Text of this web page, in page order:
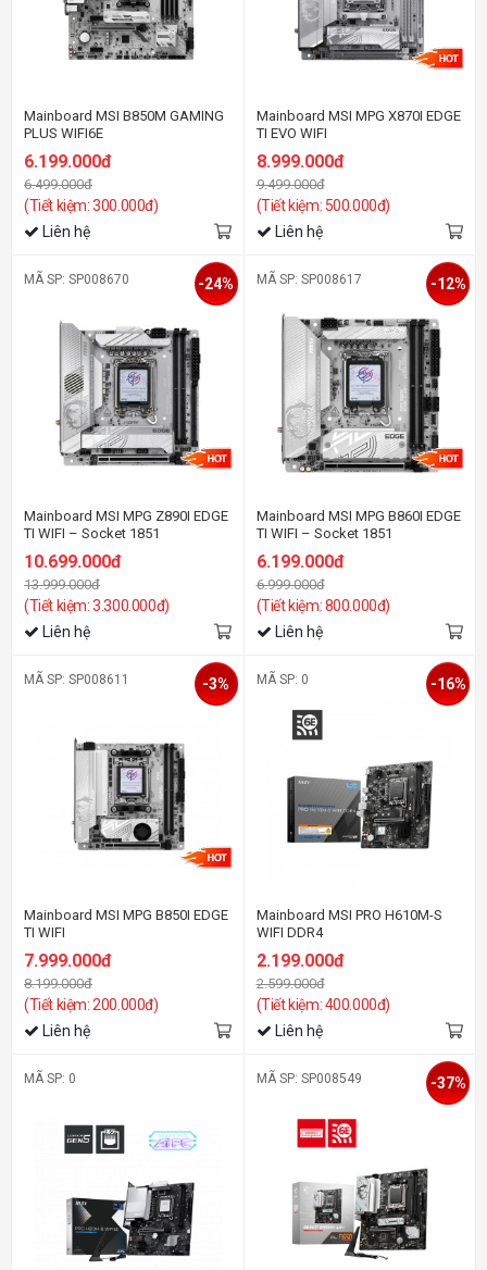
Mainboard MSI B850M GAMING
PLUS WIFI6E
6.199.000đ
6.499.000đ
(Tiết kiệm: 300.000đ)
Liên hệ
Mainboard MSI MPG X870I EDGE
TI EVO WIFI
8.999.000đ
9.499.000đ
(Tiết kiệm: 500.000đ)
Liên hệ
MÃ SP: SP008670
Mainboard MSI MPG Z890I EDGE
TI WIFI – Socket 1851
10.699.000đ
13.999.000đ
(Tiết kiệm: 3.300.000đ)
-24%
Liên hệ
MÃ SP: SP008617
Mainboard MSI MPG B860I EDGE
TI WIFI – Socket 1851
6.199.000đ
6.999.000đ
(Tiết kiệm: 800.000đ)
-12%
Liên hệ
MÃ SP: SP008611
Mainboard MSI MPG B850I EDGE
TI WIFI
7.999.000đ
8.199.000đ
(Tiết kiệm: 200.000đ)
-3%
Liên hệ
MÃ SP: 0
Mainboard MSI PRO H610M-S
WIFI DDR4
2.199.000đ
2.599.000đ
(Tiết kiệm: 400.000đ)
-16%
Liên hệ
MÃ SP: 0 MÃ SP: SP008549 -37%